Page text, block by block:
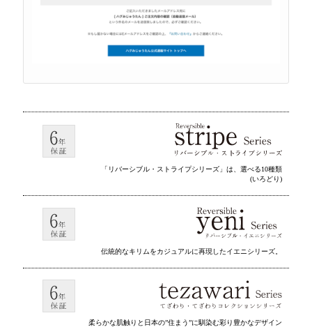
「リバーシブル・ストライプシリーズ」は、選べる10種類
(いろどり)
伝統的なキリムをカジュアルに再現したイエニシリーズ。
柔らかな肌触りと日本の”住まう”に馴染む彩り豊かなデザイン